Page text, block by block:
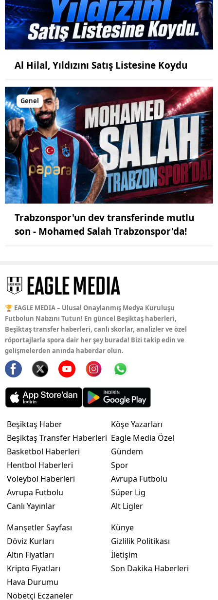
Al Hilal, Yıldızını Satış Listesine Koydu
Genel
Trabzonspor'un dev transferinde mutlu
son - Mohamed Salah Trabzonspor'da!
🏆 EAGLE MEDIA – Ulusal Onaylanmış Medya Kuruluşu
Futbolun Nabzını Tutun! En güncel Beşiktaş haberleri,
Beşiktaş transfer haberleri, canlı skorlar, analizler ve özel
röportajlarla spora dair her şey burada! Bizi takip edin ve
gelişmelerden anında haberdar olun.
Beşiktaş Haber
Beşiktaş Transfer Haberleri
Basketbol Haberleri
Hentbol Haberleri
Voleybol Haberleri
Avrupa Futbolu
Canlı Yayınlar
Köşe Yazarları
Eagle Media Özel
Gündem
Spor
Avrupa Futbolu
Süper Lig
Alt Ligler
Manşetler Sayfası
Döviz Kurları
Altın Fiyatları
Kripto Fiyatları
Hava Durumu
Nöbetçi Eczaneler
Künye
Gizlilik Politikası
İletişim
Son Dakika Haberleri